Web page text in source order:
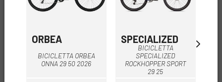
ORBEA
BICICLETTA ORBEA
ONNA 29 50 2026
SPECIALIZED
BICICLETTA
SPECIALIZED
ROCKHOPPER SPORT
29 25